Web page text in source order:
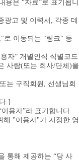
은 “자료”로 표기됩니
고 및 이력서, 각종 데
이동되는 "링크" 등
자” 개별인식 식별코드
사람(또는 회사/단체)을
는 구직회원, 선생님회
.]
용자”라 표기합니다.
"이용자"가 지정한 영
통해 제공하는 “당 사